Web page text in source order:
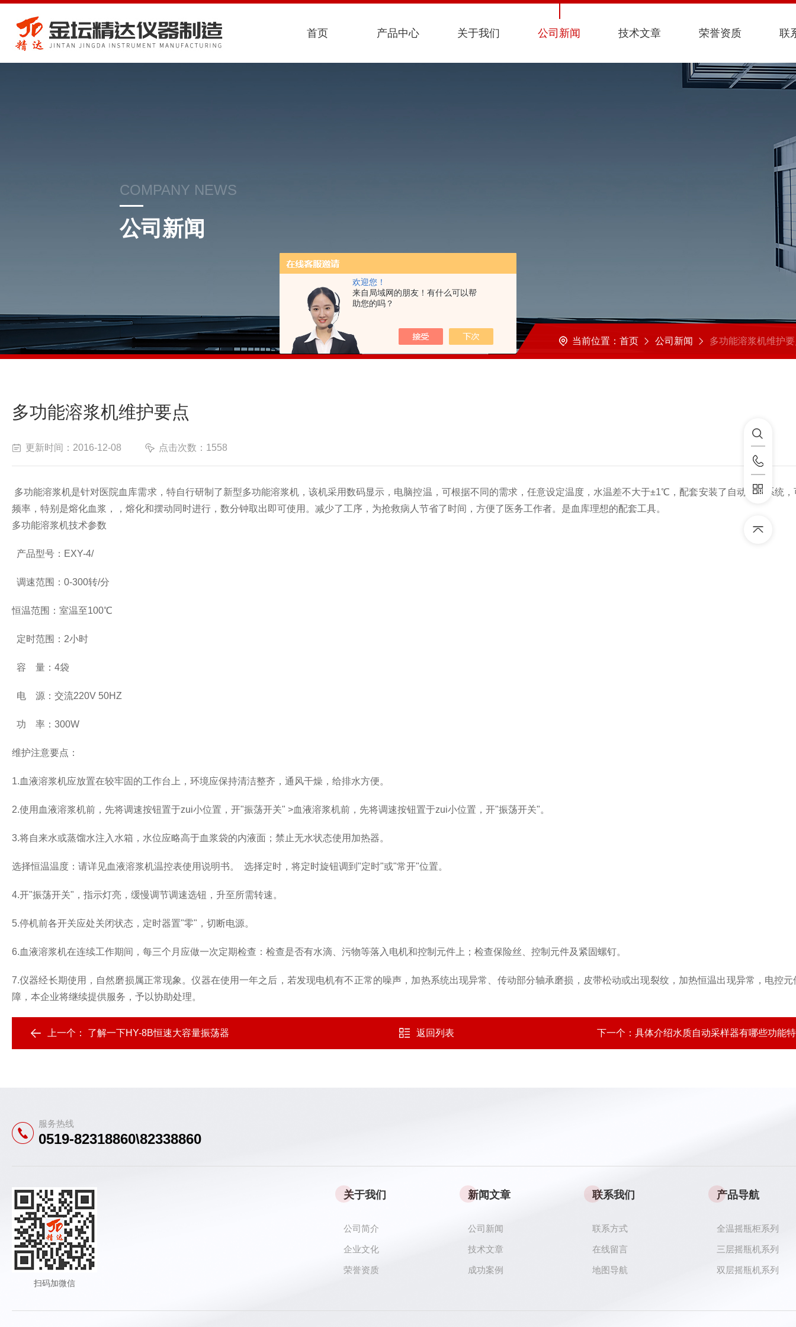
欢迎您！
来自局域网的朋友！有什么可以帮
助您的吗？
首页 产品中心 关于我们 公司新闻 技术文章 荣誉资质 联
COMPANY NEWS
公司新闻
当前位置： 首页 公司新闻 多功能溶浆机维护
多功能溶浆机维护要点
更新时间：2016-12-08 点击次数：1558
多功能溶浆机是针对医院血库需求，特自行研制了新型多功能溶浆机，该机采用数码显示，电脑控温，可根据不同的需求，任意设定温度，水温差不大于±1℃，配套安装了自动摇摆系统，
频率，特别是熔化血浆，，熔化和摆动同时进行，数分钟取出即可使用。减少了工序，为抢救病人节省了时间，方便了医务工作者。是血库理想的配套工具。
多功能溶浆机技术参数
产品型号：EXY-4/
调速范围：0-300转/分
恒温范围：室温至100℃
定时范围：2小时
容 量：4袋
电 源：交流220V 50HZ
功 率：300W
维护注意要点：
1.血液溶浆机应放置在较牢固的工作台上，环境应保持清洁整齐，通风干燥，给排水方便。
2.使用血液溶浆机前，先将调速按钮置于zui小位置，开"振荡开关" >血液溶浆机前，先将调速按钮置于zui小位置，开"振荡开关"。
3.将自来水或蒸馏水注入水箱，水位应略高于血浆袋的内液面；禁止无水状态使用加热器。
选择恒温温度：请详见血液溶浆机温控表使用说明书。 选择定时，将定时旋钮调到"定时"或"常开"位置。
4.开"振荡开关"，指示灯亮，缓慢调节调速选钮，升至所需转速。
5.停机前各开关应处关闭状态，定时器置"零"，切断电源。
6.血液溶浆机在连续工作期间，每三个月应做一次定期检查：检查是否有水滴、污物等落入电机和控制元件上；检查保险丝、控制元件及紧固螺钉。
7.仪器经长期使用，自然磨损属正常现象。仪器在使用一年之后，若发现电机有不正常的噪声，加热系统出现异常、传动部分轴承磨损，皮带松动或出现裂纹，加热恒温出现异常，电控元
障，本企业将继续提供服务，予以协助处理。
上一个： 了解一下HY-8B恒速大容量振荡器 返回列表 下一个： 具体介绍水质自动采样器有哪些功能
服务热线
0519-82318860\82338860
扫码加微信
关于我们
公司简介
企业文化
荣誉资质
新闻文章
公司新闻
技术文章
成功案例
联系我们
联系方式
在线留言
地图导航
产品导航
全温摇瓶柜系列
三层摇瓶机系列
双层摇瓶机系列